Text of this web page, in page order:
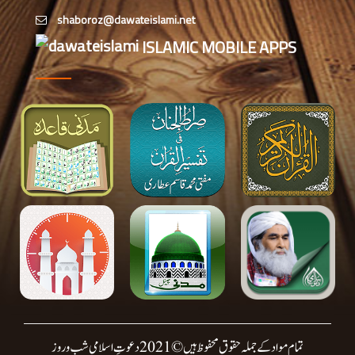
مرحبا“ کے نعروں سے گونج اٹھی
اسلام آبادمیں اکمل خان نوشی مرحوم
کے لئے ایصالِ ثواب اجتماع کا انعقاد
اسٹاک مارکیٹ کے موضوع پر
دارالافتاء اہلسنت کے تین روزہ فقہی
سیمینار کا انعقاد
ISLAMIC MOBILE APPS
تمام مواد کے جملہ حقوق محفوظ ہیں © 2021 دعوتِ اسلامی شب وروز